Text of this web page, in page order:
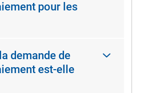
pour les
demande de
est-elle